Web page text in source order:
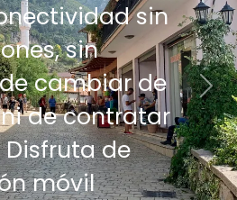
sin
sin
cambiar de
de contratar
de
móvil
Next